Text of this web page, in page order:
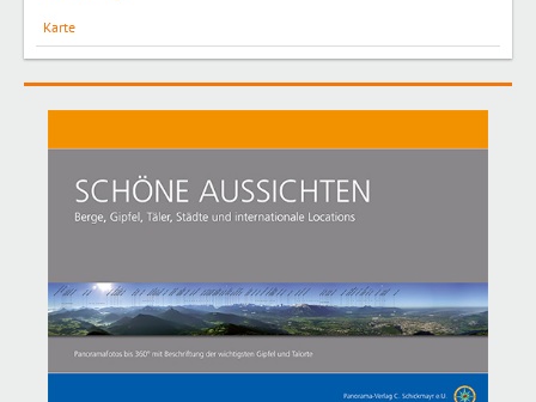
Karte